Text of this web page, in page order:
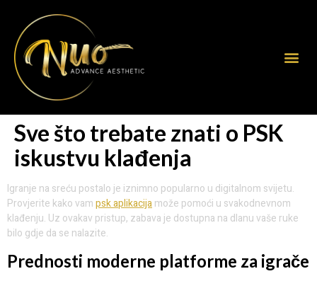
Sve što trebate znati o PSK
iskustvu klađenja
Igranje na sreću postalo je iznimno popularno u digitalnom svijetu.
Provjerite kako vampsk aplikacijamože pomoći u svakodnevnom
klađenju. Uz ovakav pristup, zabava je dostupna na dlanu vaše ruke
bilo gdje da se nalazite.
Prednosti moderne platforme za igrače